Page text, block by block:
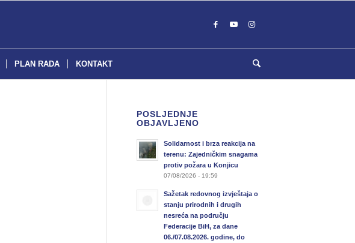
PLAN RADA KONTAKT
POSLJEDNJE
OBJAVLJENO
Solidarnost i brza reakcija na
terenu: Zajedničkim snagama
protiv požara u Konjicu
07/08/2026 - 19:59
Sažetak redovnog izvještaja o
stanju prirodnih i drugih
nesreća na području
Federacije BiH, za dane
06./07.08.2026. godine, do